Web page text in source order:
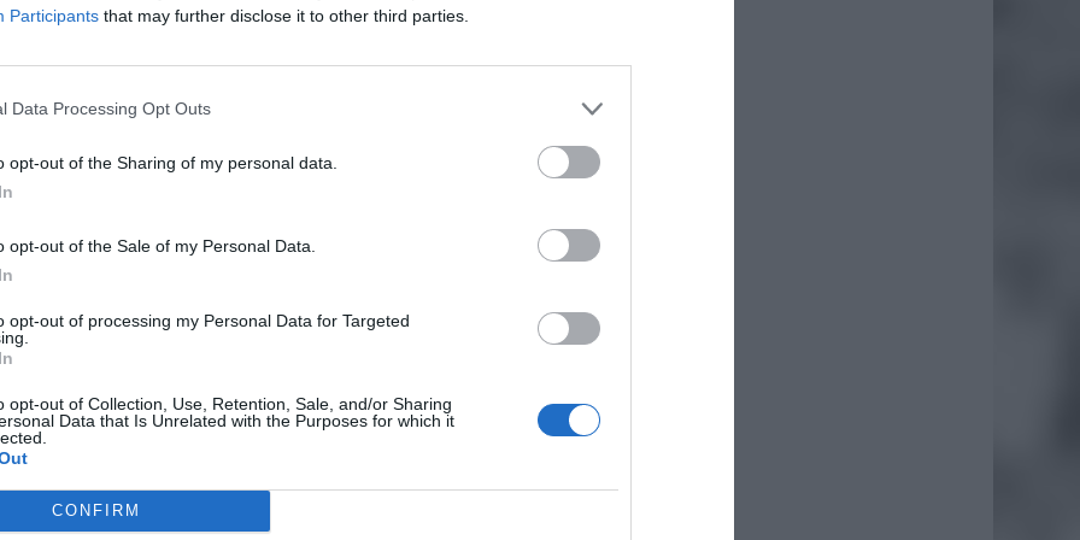
Participants that may further disclose it to other third parties.
Data Processing Opt Outs
opt-out of the Sharing of my personal data.
opt-out of the Sale of my Personal Data.
opt-out of processing my Personal Data for Targeted
opt-out of Collection, Use, Retention, Sale, and/or Sharing
Data that Is Unrelated with the Purposes for which it
CONFIRM
Fot. Policja
jest ranna. W wypadku brało udział jeszcze sześć osób, ale nie są
ranne.